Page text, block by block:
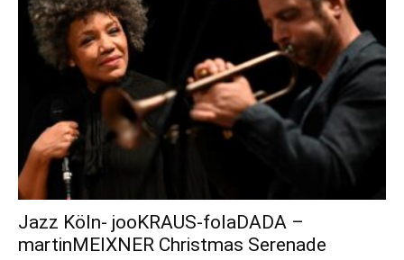
Jazz Köln- jooKRAUS-folaDADA –
martinMEIXNER Christmas Serenade